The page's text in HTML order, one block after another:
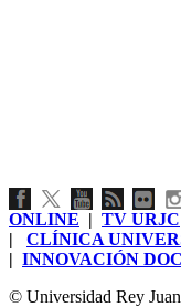
ONLINE | TV URJC
| CLÍNICA
| INNOVACIÓN
© Universidad Rey